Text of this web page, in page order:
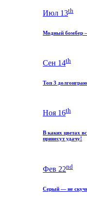
Июл 13th
Модный бомбер
Сен 14th
Топ 3
Ноя 16th
В каких цветах
принесут удачу!
Фев 22nd
Серый — не